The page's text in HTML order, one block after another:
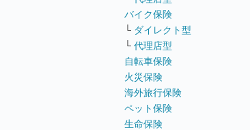
バイク保険
└ ダイレクト型
└ 代理店型
自転車保険
火災保険
海外旅行保険
ペット保険
生命保険